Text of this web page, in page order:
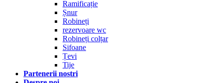
Ramificație
Șnur
Robineți
rezervoare wc
Robineți colțar
Sifoane
Țevi
Tije
Partenerii nostri